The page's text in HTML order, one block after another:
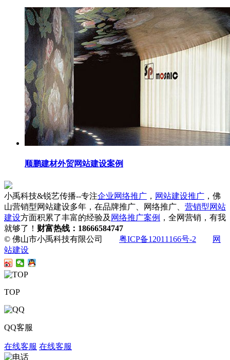
顺鹏建材外贸网站建设案例
小禹科技&锐艺传播--专注企业网络推广 ， 网站建设推广 ，佛
山营销型网站建设多年，在品牌推广、网络推广、 营销型网站
建设方面积累了丰富的经验及 网络推广案例 ，全网营销，有我
就够了！ 财富热线：18666584747
© 佛山市小禹科技有限公司 粤ICP备12011166号-2
网
站建设
TOP
QQ客服
在线客服 在线客服